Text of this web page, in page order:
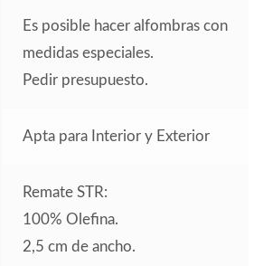
Es posible hacer alfombras con
medidas especiales.
Pedir presupuesto.
Apta para Interior y Exterior
Remate STR:
100% Olefina.
2,5 cm de ancho.